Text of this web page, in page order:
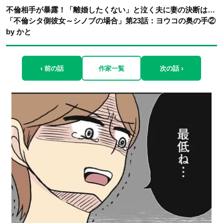
不倫相手が暴露！「離婚したくない」と泣く夫に妻の決断は…
「不倫シタ側彼女～シノブの場合」第23話：ヨウコの奥の手②
by かと
‹ 前の話 作家一覧 次の話 ›